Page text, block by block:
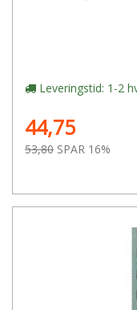
Leveringstid: 1-2
44,75
53,80 SPAR 16%